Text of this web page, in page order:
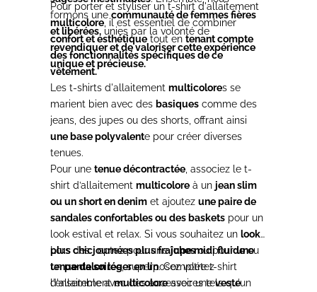
formons une communauté de femmes fières
et libérées, unies par la volonté de
revendiquer et de valoriser cette expérience
unique et précieuse.
Pour porter et styliser un t-shirt d'allaitement
multicolore, il est essentiel de combiner
confort et esthétique tout entenant compte
des fonctionnalités spécifiques de ce
vêtement.
Les t-shirts d'allaitement multicolores se
marient bien avec des basiques comme des
jeans, des jupes ou des shorts, offrant ainsi
une base polyvalente pour créer diverses
tenues.
Pour une tenue décontractée , associez le t-
shirt d’allaitement multicolore à un jean slim
ou un short en denim et ajoutez une paire de
sandales confortables ou des baskets pour un
look estival et relax. Si vous souhaitez un look
plus chic, optez pour unejupe midi fluideou
unpantalon léger en lin. Complétez
l'ensemble avec des accessoires tels qu'un
Lors desjournées plus fraîchesou pourune
tenue de soirée, superposez votre t-shirt
d'allaitementmulticoloreavec uneveste